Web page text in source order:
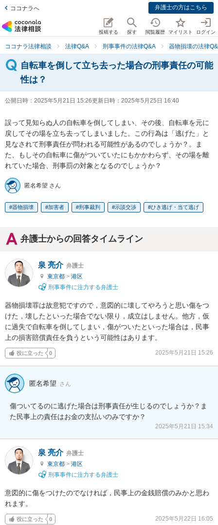
ココナラへ 弁護士の方はこちら
投稿する 探す 閲覧履歴 マイリスト ログイン
ココナラ法律相談 法律Q&A 刑事事件の法律Q&A 器物損壊の法律
自転車を倒して立ち去った場合の刑事責任の可能
性は？
公開日時： 2025年5月21日 15:26更新日時： 2025年5月25日 16:40
誤って見知らぬ人の自転車を倒してしまい、その後、自転車を元に
戻してその場を立ち去ってしまいました。この行為は「逃げた」と
見なされて刑事責任が問われる可能性があるのでしょうか？。ま
た、もしその自転車に傷がついていたにもかかわらず、その場を離
れていた場合、刑事罰の対象となるのでしょうか？
匿名希望 さん
器物損壊 加害者 刑事裁判 示談交渉 ひき逃げ・当て逃げ
弁護士からの回答タイムライン
泉 亮介 弁護士
東京都 > 港区
刑事事件に注力する弁護士
器物損壊罪は故意犯ですので，意図的に壊してやろうと思い傷をつ
けた，壊したといった場合でない限り，成立はしません。他方，仮
に過失で自転車を倒してしまい，傷がついたといった場合は，民事
上の損害賠償責任を負うという可能性はあります。
役に立った 0 2025年5月21日 15:26
匿名希望 さん
傷ついてるのに逃げた場合は刑事責任が生じるのでしょうか？ま
た民事上の責任はお金の支払いのみですか？
2025年5月21日 15:34
泉 亮介 弁護士
東京都 > 港区
刑事事件に注力する弁護士
意図的に傷をつけたのでなければ，民事上の金銭賠償のみかと思わ
れます。
役に立った 0 2025年5月22日 16:05